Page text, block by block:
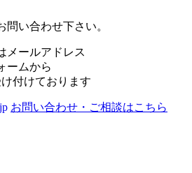
い合わせ下さい。
メールアドレス
ームから
付けております
お問い合わせ・ご相談はこちら